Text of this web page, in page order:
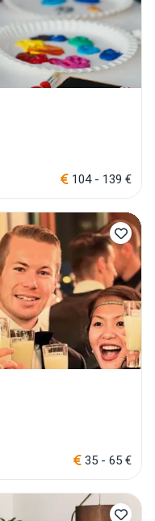
104 - 139 €
35 - 65 €